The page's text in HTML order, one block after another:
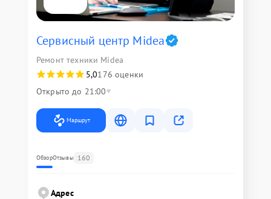
Сервисный центр Midea
Ремонт техники Midea
5,0176 оценки
Открыто до 21:00
Маршрут
ОбзорОтзывы 160
Адрес